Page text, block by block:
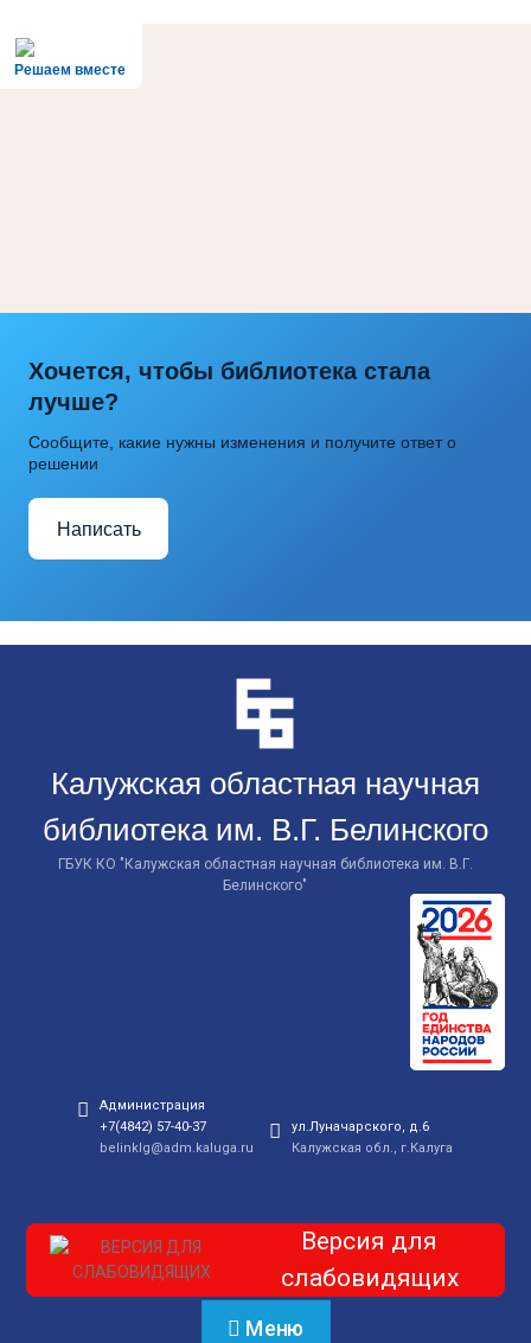
Решаем вместе
Хочется, чтобы библиотека стала
лучше?
Сообщите, какие нужны изменения и получите ответ о
решении
Написать
Калужская областная научная
библиотека им. В.Г. Белинского
ГБУК КО "Калужская областная научная библиотека им. В.Г.
Белинского"
Администрация
+7(4842) 57-40-37
belinklg@adm.kaluga.ru
ул.Луначарского, д.6
Калужская обл., г.Калуга
Версия для
слабовидящих
Меню